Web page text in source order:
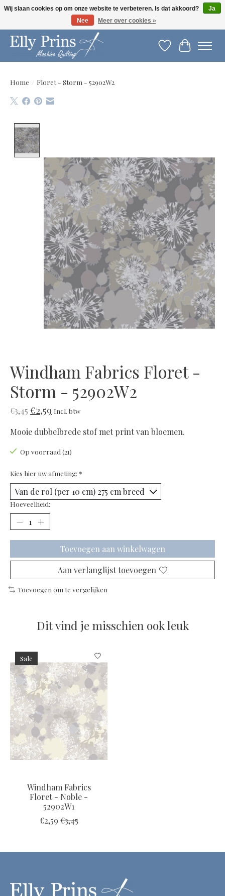
Let op: gewijzigde openingstijden!
Verlanglijst
Home / Floret - Storm - 52902W2
Windham Fabrics Floret -
Storm - 52902W2
€3,45€2,59 Incl. btw
Mooie dubbelbrede stof met print van bloemen.
Op voorraad (21)
Kies hier uw afmeting: *
Hoeveelheid:
Toevoegen aan winkelwagen
Aan verlanglijst toevoegen
Toevoegen om te vergelijken
Dit vind je misschien ook leuk
Items van productcarrousel
Sale
Windham Fabrics
Floret - Noble -
52902W1
€2,59 €3,45
Wij slaan cookies op om onze website te verbeteren. Is dat akkoord?
Ja
Nee
Meer over cookies »